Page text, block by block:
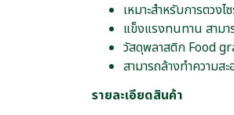
เหมาะสำหรับการตวง
แข็งแรงทนทาน สามา
วัสดุพลาสติก Food
สามารถล้างทำความสะ
รายละเอียดสินค้า